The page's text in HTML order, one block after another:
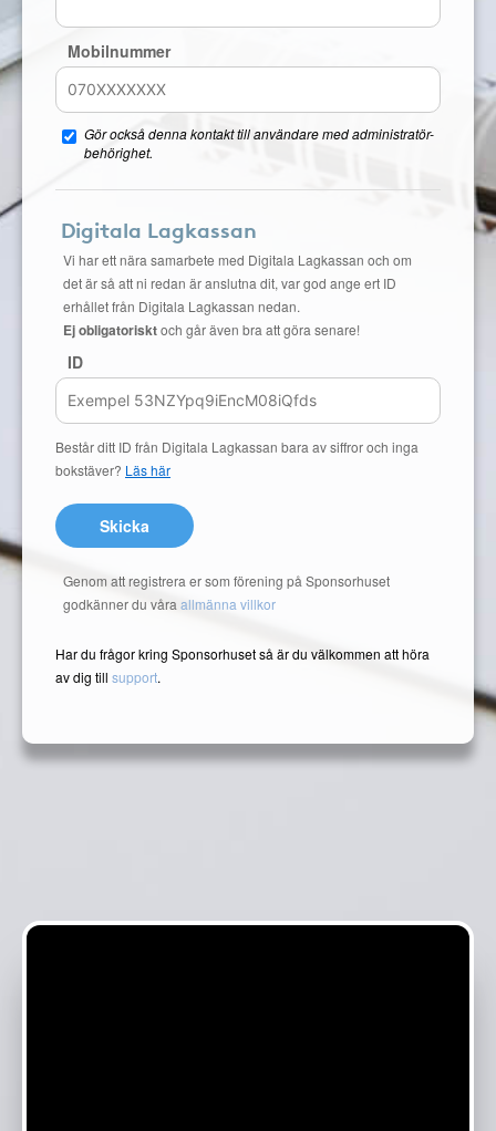
Mobilnummer
Gör också denna kontakt till användare med administratör-
behörighet.
Digitala Lagkassan
Vi har ett nära samarbete med Digitala Lagkassan och om
det är så att ni redan är anslutna dit, var god ange ert ID
erhållet från Digitala Lagkassan nedan.
Ej obligatorisktoch går även bra att göra senare!
ID
Består ditt ID från Digitala Lagkassan bara av siffror och inga
bokstäver? Läs här
Skicka
Genom att registrera er som förening på Sponsorhuset
godkänner du våra allmänna villkor
Har du frågor kring Sponsorhuset så är du välkommen att höra
av dig till support.